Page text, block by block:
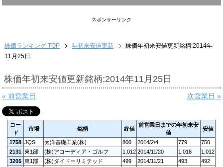
スポンサーリンク
株価ランキング TOP 年初来安値更新
株価年初来安値更新銘柄:2014年
11月25日
株価年初来安値更新銘柄:2014年11月25日
« 前営業日 次営業日 »
コー
ド
市場 銘柄 終値
前営業日までの年初来安
値
安値
1758 JQS 太洋基礎工業(株) 800 2014/2/4 779
750
2131 東1部 (株)アコーディア・ゴルフ 1,012 2014/11/20 1,018
1,012
3205 東1部 (株)ダイドーリミテッド 499 2014/11/21 493
492